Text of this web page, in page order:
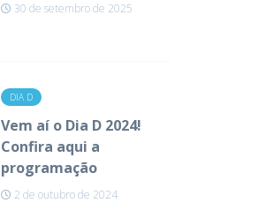
30 de setembro de 2025
DIA D
Vem aí o Dia D 2024!
Confira aqui a
programação
2 de outubro de 2024